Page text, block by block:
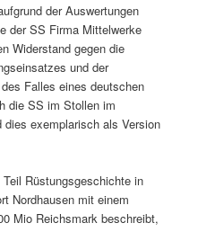
der Auswertungen
der SS Firma Mittelwerke
Widerstand gegen die
und der
Falles eines deutschen
die SS im Stollen im
dies exemplarisch als Version
Rüstungsgeschichte in
Nordhausen mit einem
Mio Reichsmark beschreibt,